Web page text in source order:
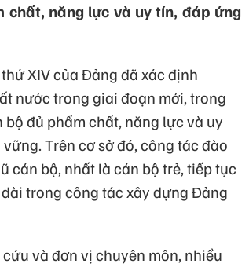
chất, năng lực và uy tín, đáp ứng
XIV của Đảng đã xác định
nước trong giai đoạn mới, trong
đủ phẩm chất, năng lực và uy
Trên cơ sở đó, công tác đào
cán bộ, nhất là cán bộ trẻ, tiếp tục
trong công tác xây dựng Đảng
và đơn vị chuyên môn, nhiều